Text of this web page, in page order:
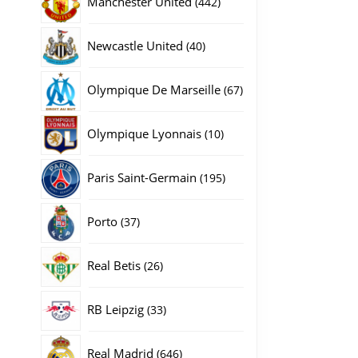
Newcastle United 4040
Olympique De Marseille 6767
Olympique Lyonnais 1010
Paris Saint-Germain 195195
Porto 3737
Real Betis 2626
RB Leipzig 3333
Real Madrid 646646